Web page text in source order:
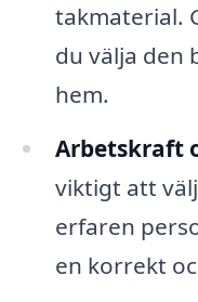
takmaterial.
du välja den
hem.
Arbetskraft
viktigt att
erfaren
en korrekt